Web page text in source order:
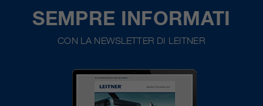
SEMPRE INFORMATI
CON LA NEWSLETTER DI LEITNER